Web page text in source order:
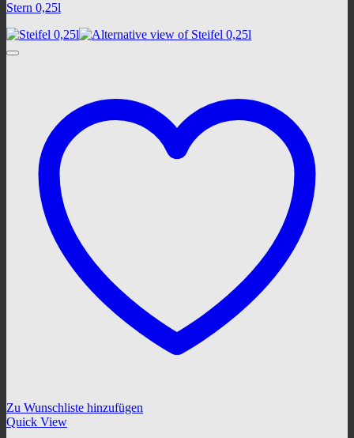
Stern 0,25l
Zu Wunschliste hinzufügen
Quick View